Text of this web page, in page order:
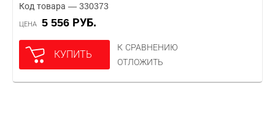
Код товара — 330373
ЦЕНА 5 556 РУБ.
КУПИТЬ
К СРАВНЕНИЮ
ОТЛОЖИТЬ